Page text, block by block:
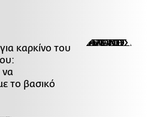
καρκίνο του
να
το βασικό